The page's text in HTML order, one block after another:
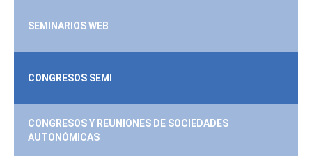
SEMINARIOS WEB
CONGRESOS SEMI
CONGRESOS Y REUNIONES DE SOCIEDADES
AUTONÓMICAS